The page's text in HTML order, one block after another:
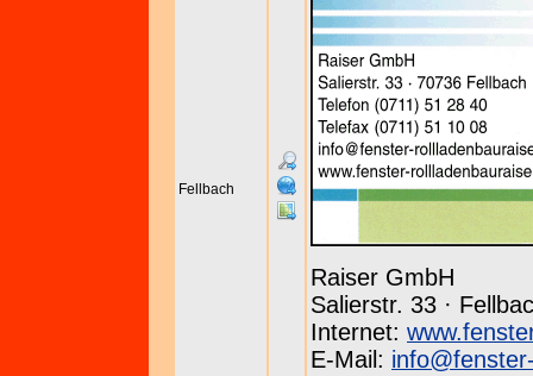
Fellbach
Raiser GmbH
Salierstr. 33 ·
Internet:
E-Mail: